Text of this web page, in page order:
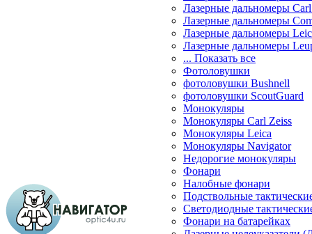
Лазерные дальномеры
Лазерные дальномеры
Лазерные дальномеры
Лазерные дальномеры
... Показать все
Фотоловушки
фотоловушки Bushnell
фотоловушки ScoutGuard
Монокуляры
Монокуляры Carl Zeiss
Монокуляры Leica
Монокуляры Navigator
Недорогие монокуляры
Фонари
Налобные фонари
Подствольные
Светодиодные
Фонари на батарейках